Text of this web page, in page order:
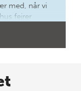
med, når vi
fejrer